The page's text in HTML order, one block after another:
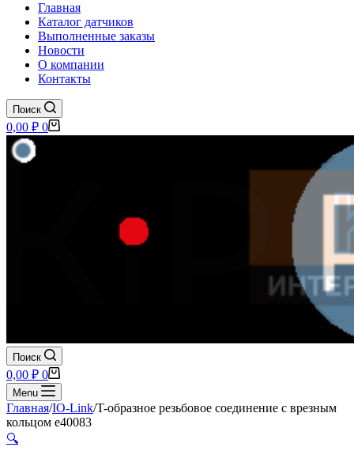
Главная
Каталог датчиков
Выполненные заказы
Новости
О компании
Контакты
Поиск
Корзина
0,00 ₽ 0
Поиск
Корзина
0,00 ₽ 0
Menu
Главная/IO-Link/T-образное резьбовое соединение с врезным
кольцом e40083
🔍